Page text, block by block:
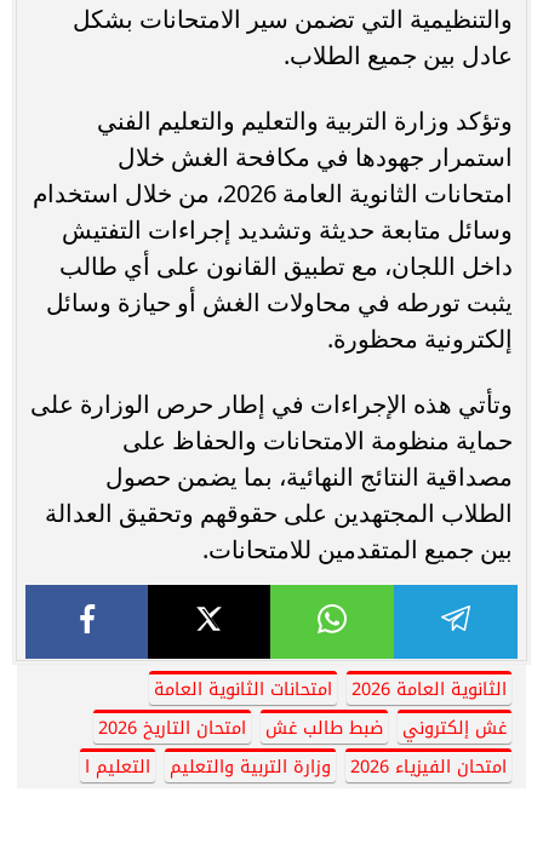
والتنظيمية التي تضمن سير الامتحانات بشكل
عادل بين جميع الطلاب.
وتؤكد وزارة التربية والتعليم والتعليم الفني
استمرار جهودها في مكافحة الغش خلال
امتحانات الثانوية العامة 2026، من خلال استخدام
وسائل متابعة حديثة وتشديد إجراءات التفتيش
داخل اللجان، مع تطبيق القانون على أي طالب
يثبت تورطه في محاولات الغش أو حيازة وسائل
إلكترونية محظورة.
وتأتي هذه الإجراءات في إطار حرص الوزارة على
حماية منظومة الامتحانات والحفاظ على
مصداقية النتائج النهائية، بما يضمن حصول
الطلاب المجتهدين على حقوقهم وتحقيق العدالة
بين جميع المتقدمين للامتحانات.
الثانوية العامة 2026
امتحانات الثانوية العامة
غش إلكتروني
ضبط طالب غش
امتحان التاريخ 2026
امتحان الفيزياء 2026
وزارة التربية والتعليم التعليم ا